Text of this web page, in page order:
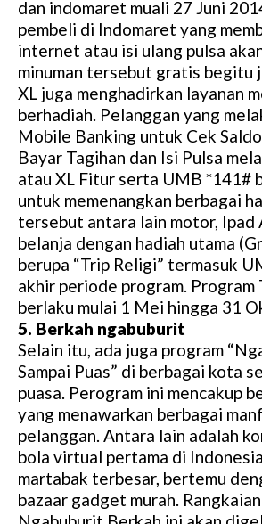
dan indomaret muali 27 Juni
pembeli di Indomaret yang
internet atau isi ulang pulsa
minuman tersebut gratis begitu
XL juga menghadirkan layanan
berhadiah. Pelanggan yang
Mobile Banking untuk Cek
Bayar Tagihan dan Isi Pulsa
atau XL Fitur serta UMB *141#
untuk memenangkan berbagai
tersebut antara lain motor, Ipad
belanja dengan hadiah utama
berupa “Trip Religi” termasuk
akhir periode program. Program
berlaku mulai 1 Mei hingga 31
5. Berkah ngabuburit
Selain itu, ada juga program
Sampai Puas” di berbagai kota
puasa. Perogram ini mencakup
yang menawarkan berbagai
pelanggan. Antara lain adalah
bola virtual pertama di
martabak terbesar, bertemu
bazaar gadget murah.